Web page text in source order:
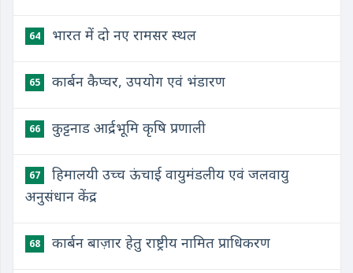
64 भारत में दो नए रामसर स्थल
65 कार्बन कैप्चर, उपयोग एवं भंडारण
66 कुट्टनाड आर्द्रभूमि कृषि प्रणाली
67
हिमालयी उच्च ऊंचाई वायुमंडलीय एवं जलवायु
अनुसंधान केंद्र
68 कार्बन बाज़ार हेतु राष्ट्रीय नामित प्राधिकरण